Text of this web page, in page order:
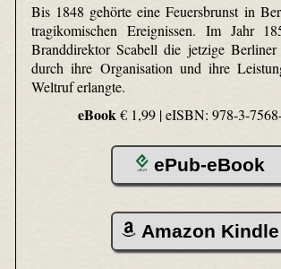
Bis 1848 gehörte eine Feuersbrunst in
tragikomischen Ereignissen. Im Jahr
Branddirektor Scabell die jetzige Berliner
durch ihre Organisation und ihre
Weltruf erlangte.
eBook€ 1,99 |eISBN: 978-3-
ePub-eBook
Amazon Kindle